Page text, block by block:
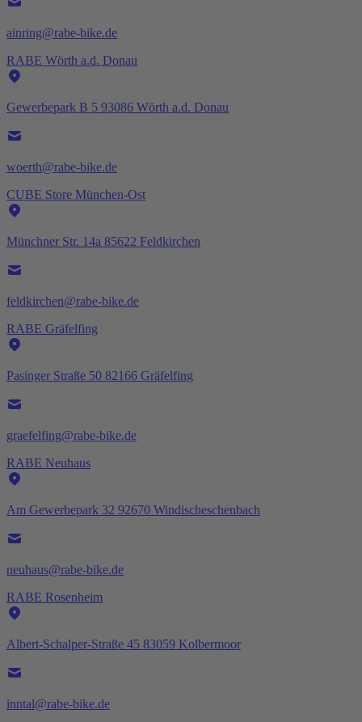
ainring@rabe-bike.de
RABE Wörth a.d. Donau
Gewerbepark B 5 93086 Wörth a.d. Donau
woerth@rabe-bike.de
CUBE Store München-Ost
Münchner Str. 14a 85622 Feldkirchen
feldkirchen@rabe-bike.de
RABE Gräfelfing
Pasinger Straße 50 82166 Gräfelfing
graefelfing@rabe-bike.de
RABE Neuhaus
Am Gewerbepark 32 92670 Windischeschenbach
neuhaus@rabe-bike.de
RABE Rosenheim
Albert-Schalper-Straße 45 83059 Kolbermoor
inntal@rabe-bike.de